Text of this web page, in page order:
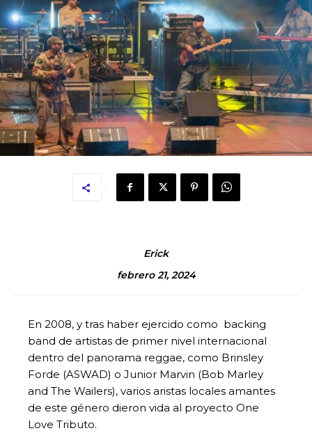
Erick
febrero 21, 2024
En 2008, y tras haber ejercido como backing
band de artistas de primer nivel internacional
dentro del panorama reggae, como Brinsley
Forde (ASWAD) o Junior Marvin (Bob Marley
and The Wailers), varios aristas locales amantes
de este género dieron vida al proyecto One
Love Tributo.